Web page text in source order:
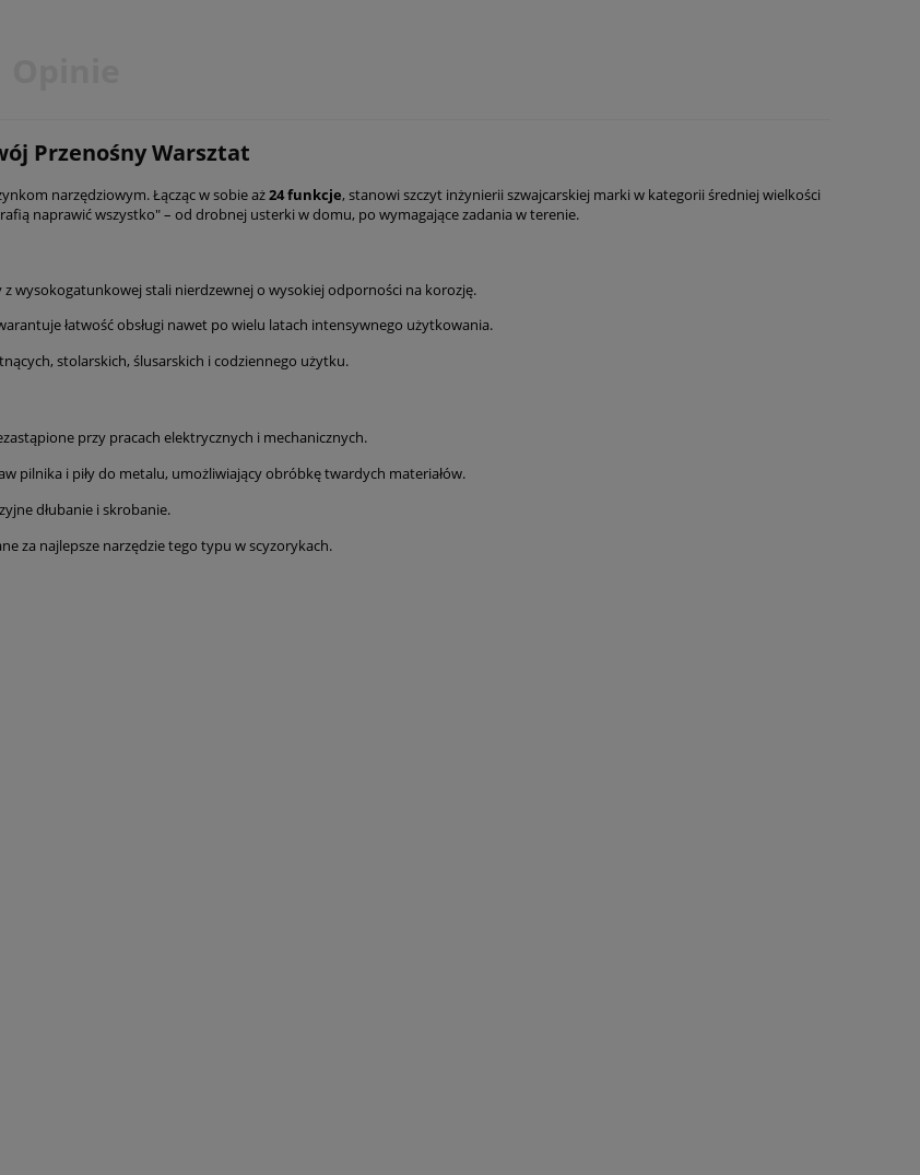
płatności
Przenośny Warsztat
narzędziowym. Łącząc w sobie aż24 funkcje, stanowi szczyt inżynierii szwajcarskiej marki w kategorii średniej wielkości
naprawić wszystko" – od drobnej usterki w domu, po wymagające zadania w terenie.
wysokogatunkowej stali nierdzewnej o wysokiej odporności na korozję.
łatwość obsługi nawet po wielu latach intensywnego użytkowania.
stolarskich, ślusarskich i codziennego użytku.
przy pracach elektrycznych i mechanicznych.
pilnika i piły do metalu, umożliwiający obróbkę twardych materiałów.
dłubanie i skrobanie.
za najlepsze narzędzie tego typu w scyzorykach.